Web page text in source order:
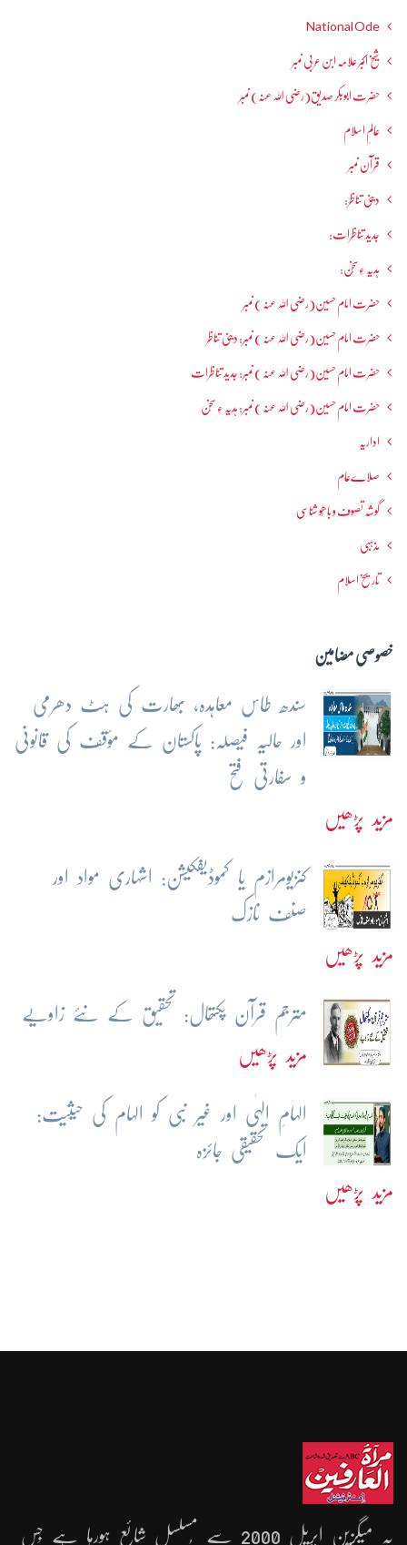
National Ode
شیخ اکبر علامہ ابن عربی نمبر
حضرت ابوبکر صدیق(رضی اللہ عنہ) نمبر
عالمِ اسلام
قرآن نمبر
دینی تناظر:
جدید تناظرات:
ہدیہ ءِسُخن:
حضرت امام حسین(رضی اللہ عنہ ) نمبر
حضرت امام حسین(رضی اللہ عنہ ) نمبر: دینی تناظر
حضرت امام حسین(رضی اللہ عنہ ) نمبر: جدید تناظرات
حضرت امام حسین(رضی اللہ عنہ ) نمبر: ہدیہ ءِ سُخن
اداریہ
صلاےعام
گوشہ تصوف و باھُو شناسی
مذہبی
تاریخ اسلام
خصوصی مضامین
سندھ طاس معاہدہ، بھارت کی ہٹ دھرمی
اور حالیہ فیصلہ: پاکستان کے مؤقف کی قانونی
و سفارتی فتح
مزید پڑھیں
کنزیومرازم یا کموڈیفکیشن: اشہاری مواد اور
صنف نازک
مزید پڑھیں
مترجم قرآن پکتھال: تحقیق کے نئے زاویے
مزید پڑھیں
الہامِ الہٰی اور غیر نبی کو الہام کی حیثیت:
ایک تحقیقی جائزہ
مزید پڑھیں
یہ میگزین اپریل 2000 سے مُسلسل شائع ہورہا ہے جِس